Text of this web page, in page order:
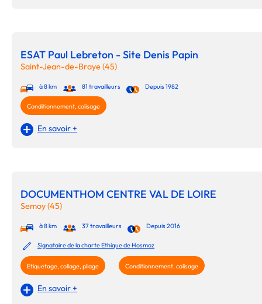
ESAT Paul Lebreton - Site Denis Papin
Saint-Jean-de-Braye (45)
à 8 km 81 travailleurs Depuis 1982
Conditionnement, colisage
En savoir +
DOCUMENTHOM CENTRE VAL DE LOIRE
Semoy (45)
à 8 km 37 travailleurs Depuis 2016
Signataire de la charte Ethique de Hosmoz
Etiquetage, collage, pliage Conditionnement, colisage
En savoir +